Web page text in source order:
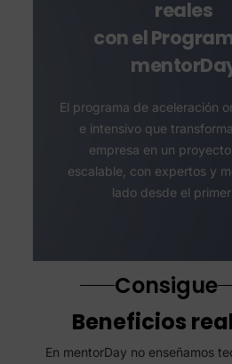
reales
con el
El programa de aceleración
e intensivo que
empresa en un
escalable, con expertos y
lado desde el
Consigue
Beneficios
En mentorDay no enseñamos